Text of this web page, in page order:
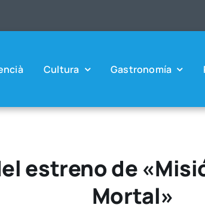
Cul­tu­ra Gas­tro­no­mía
estreno de
Mortal»